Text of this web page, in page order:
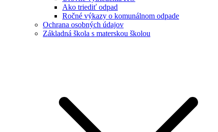
Ako triediť odpad
Ročné výkazy o komunálnom odpade
Ochrana osobných údajov
Základná škola s materskou školou